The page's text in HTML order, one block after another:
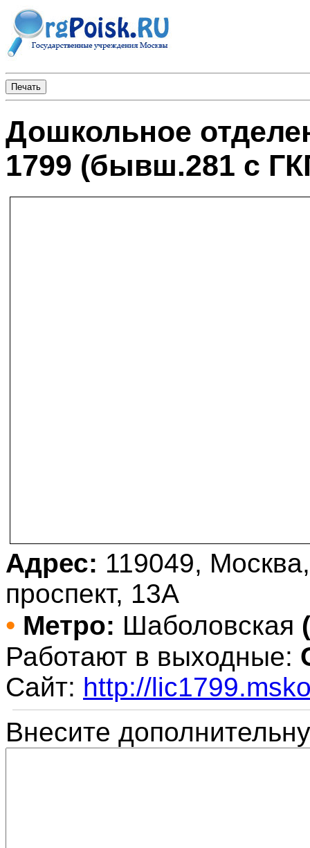
Дошкольное
1799 (бывш.281 с
Адрес: 119049,
проспект, 13А
• Метро: Шаболовская
Работают в выходные:
Сайт: http://
Внесите